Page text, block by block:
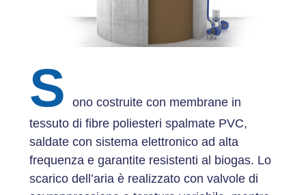
S
ono costruite con membrane in
tessuto di fibre poliesteri spalmate PVC,
saldate con sistema elettronico ad alta
frequenza e garantite resistenti al biogas. Lo
scarico dell’aria è realizzato con valvole di